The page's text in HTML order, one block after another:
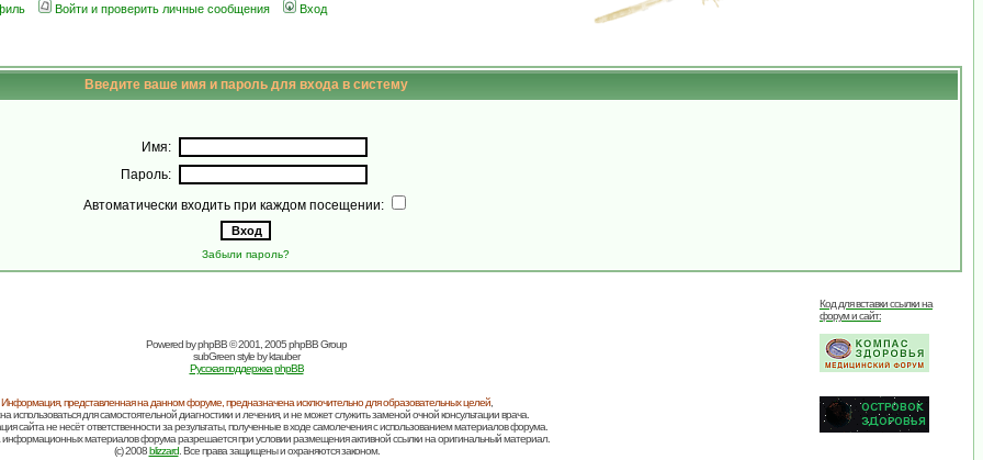
Войти и проверить личные сообщения Вход
Введите ваше имя и пароль для входа в систему
Имя:
Пароль:
Автоматически входить при каждом посещении:
Забыли пароль?
Powered byphpBB© 2001, 2005 phpBB Group
subGreen style byktauber
Русская поддержка phpBB
Код для вставки ссылки на
форум и сайт:
Информация, представленная на данном форуме, предназначена исключительно для образовательных целей,
использоваться для самостоятельной диагностики и лечения, и не может служить заменой очной консультации врача.
сайта не несёт ответственности за результаты, полученные в ходе самолечения с использованием материалов форума.
информационных материалов форума разрешается при условии размещения активной ссылки на оригинальный материал.
(c) 2008blizzard. Все права защищены и охраняются законом.